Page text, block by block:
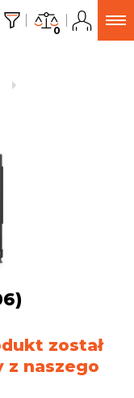
0
został
z naszego